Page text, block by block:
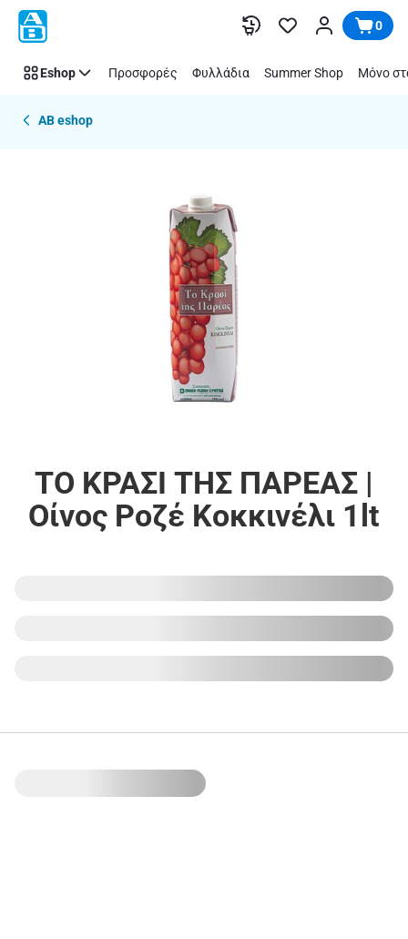
Παράλειψη 0
Eshop Προσφορές Φυλλάδια Summer Shop Μόνο
AB eshop
ΤΟ ΚΡΑΣΙ ΤΗΣ ΠΑΡΕΑΣ |
Οίνος Ροζέ Κοκκινέλι 1lt